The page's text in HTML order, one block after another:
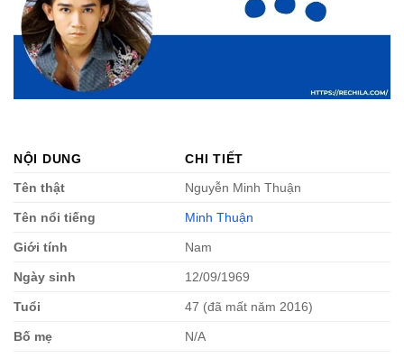
NỘI DUNG
CHI TIẾT
Tên thật
Nguyễn Minh Thuận
Tên nổi tiếng Minh Thuận
Giới tính Nam
Ngày sinh 12/09/1969
Tuổi 47 (đã mất năm 2016)
Bố mẹ N/A